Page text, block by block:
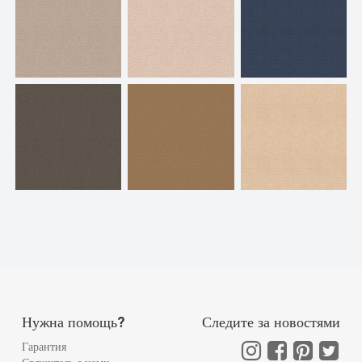
Нужна помощь?
Гарантия
Следите за новостями